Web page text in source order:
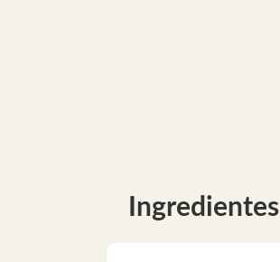
Ingredientes